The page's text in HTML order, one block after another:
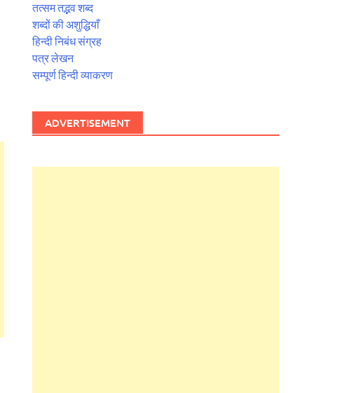
तत्सम तद्भव शब्द
शब्दों की अशुद्धियाँ
हिन्दी निबंध संग्रह
पत्र लेखन
सम्पूर्ण हिन्दी व्याकरण
ADVERTISEMENT